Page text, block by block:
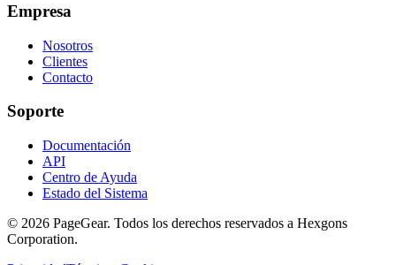
Empresa
Nosotros
Clientes
Contacto
Soporte
Documentación
API
Centro de Ayuda
Estado del Sistema
© 2026 PageGear. Todos los derechos reservados a Hexgons
Corporation.